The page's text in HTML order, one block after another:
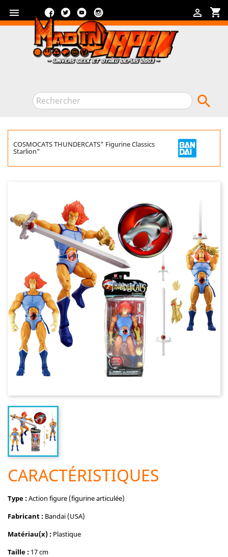
 shopping_cart

FacebookTwitterYouTube

COSMOCATS THUNDERCATS" Figurine Classics
Starlion"
CARACTÉRISTIQUES
Type :Action figure (figurine articulée)
Fabricant : Bandai (USA)
Matériau(x) : Plastique
Taille : 17 cm